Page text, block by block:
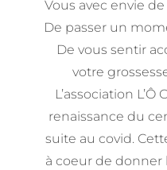
Vous avec envie
De passer un
De vous sentir
votre
L’association
renaissance du
suite au covid.
à coeur de donner